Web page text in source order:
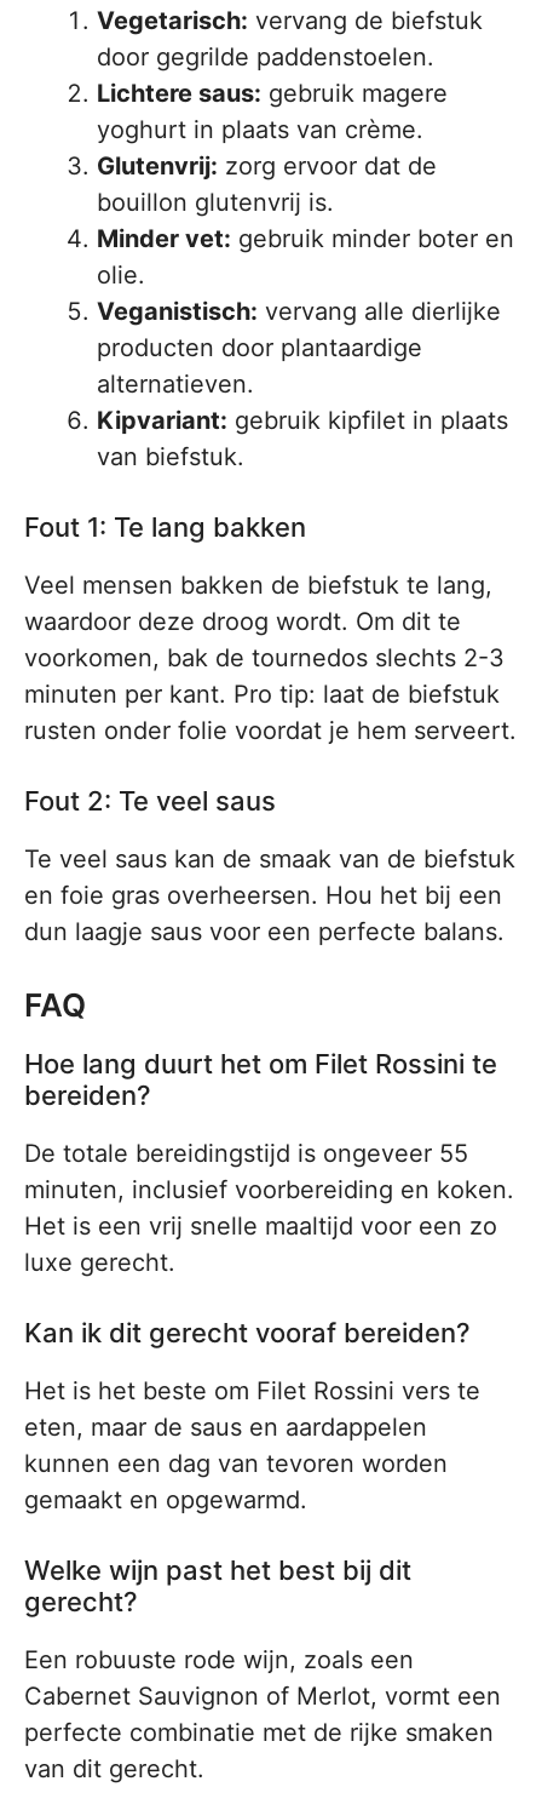
Vegetarisch: vervang de biefstuk
door gegrilde paddenstoelen.
Lichtere saus: gebruik magere
yoghurt in plaats van crème.
Glutenvrij: zorg ervoor dat de
bouillon glutenvrij is.
Minder vet: gebruik minder boter en
olie.
Veganistisch: vervang alle dierlijke
producten door plantaardige
alternatieven.
Kipvariant: gebruik kipfilet in plaats
van biefstuk.
Fout 1: Te lang bakken
Veel mensen bakken de biefstuk te lang,
waardoor deze droog wordt. Om dit te
voorkomen, bak de tournedos slechts 2-3
minuten per kant. Pro tip: laat de biefstuk
rusten onder folie voordat je hem serveert.
Fout 2: Te veel saus
Te veel saus kan de smaak van de biefstuk
en foie gras overheersen. Hou het bij een
dun laagje saus voor een perfecte balans.
FAQ
Hoe lang duurt het om Filet Rossini te
bereiden?
De totale bereidingstijd is ongeveer 55
minuten, inclusief voorbereiding en koken.
Het is een vrij snelle maaltijd voor een zo
luxe gerecht.
Kan ik dit gerecht vooraf bereiden?
Het is het beste om Filet Rossini vers te
eten, maar de saus en aardappelen
kunnen een dag van tevoren worden
gemaakt en opgewarmd.
Welke wijn past het best bij dit
gerecht?
Een robuuste rode wijn, zoals een
Cabernet Sauvignon of Merlot, vormt een
perfecte combinatie met de rijke smaken
van dit gerecht.